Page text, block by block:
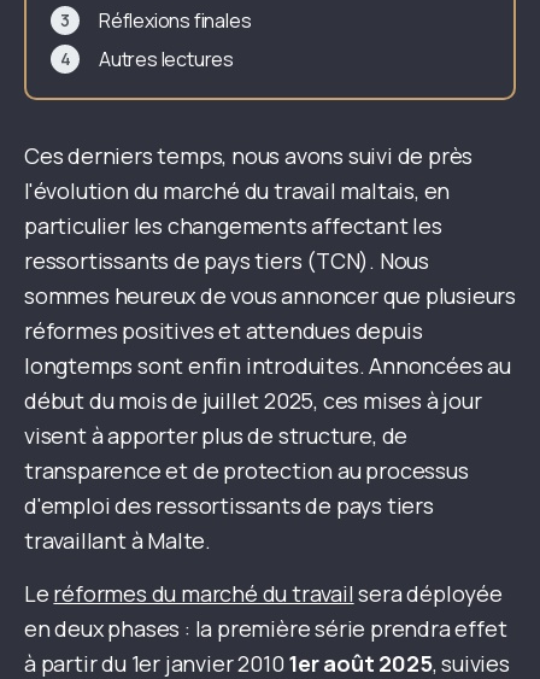
Réflexions finales
Autres lectures
Ces derniers temps, nous avons suivi de près
l'évolution du marché du travail maltais, en
particulier les changements affectant les
ressortissants de pays tiers (TCN). Nous
sommes heureux de vous annoncer que plusieurs
réformes positives et attendues depuis
longtemps sont enfin introduites. Annoncées au
début du mois de juillet 2025, ces mises à jour
visent à apporter plus de structure, de
transparence et de protection au processus
d'emploi des ressortissants de pays tiers
travaillant à Malte.
Le réformes du marché du travail sera déployée
en deux phases : la première série prendra effet
à partir du 1er janvier 2010 1er août 2025, suivies